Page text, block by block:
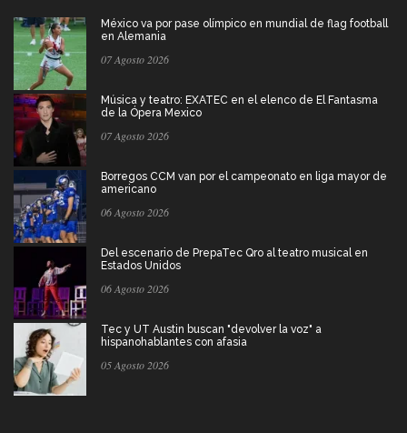
México va por pase olímpico en mundial de flag football
en Alemania
07 Agosto 2026
Música y teatro: EXATEC en el elenco de El Fantasma
de la Ópera Mexico
07 Agosto 2026
Borregos CCM van por el campeonato en liga mayor de
americano
06 Agosto 2026
Del escenario de PrepaTec Qro al teatro musical en
Estados Unidos
06 Agosto 2026
Tec y UT Austin buscan "devolver la voz" a
hispanohablantes con afasia
05 Agosto 2026